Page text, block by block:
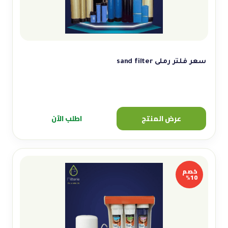
سعر فلتر رملى sand filter
عرض المنتج اطلب الآن
خصم
10%